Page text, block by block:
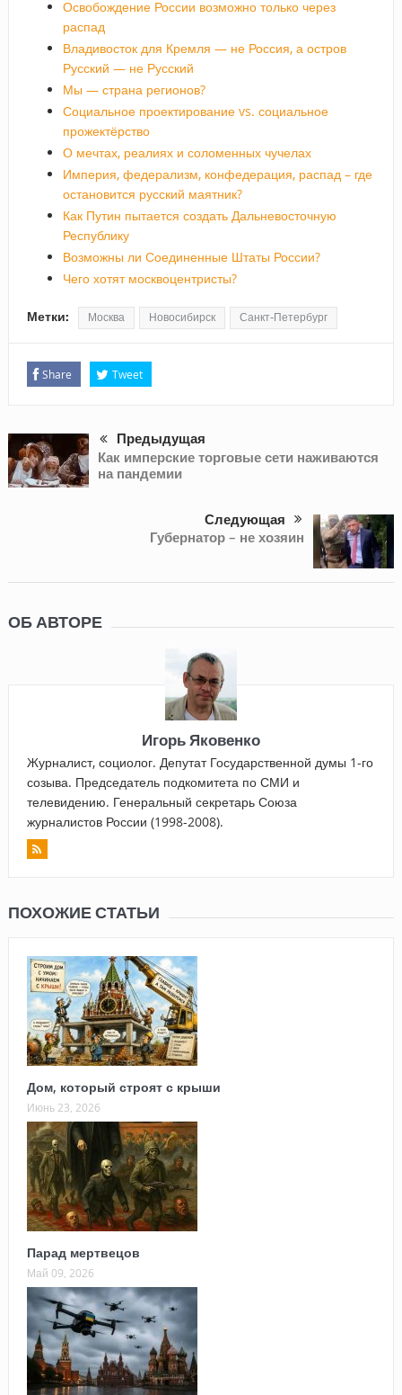
Освобождение России возможно только через
распад
Владивосток для Кремля — не Россия, а остров
Русский — не Русский
Мы — страна регионов?
Социальное проектирование vs. социальное
прожектёрство
О мечтах, реалиях и соломенных чучелах
Империя, федерализм, конфедерация, распад – где
остановится русский маятник?
Как Путин пытается создать Дальневосточную
Республику
Возможны ли Соединенные Штаты России?
Чего хотят москвоцентристы?
Метки: Москва Новосибирск Санкт-Петербург
Share Tweet
Предыдущая
Как имперские торговые сети наживаются
на пандемии
Следующая
Губернатор – не хозяин
ОБ АВТОРЕ
Игорь Яковенко
Журналист, социолог. Депутат Государственной думы 1-го
созыва. Председатель подкомитета по СМИ и
телевидению. Генеральный секретарь Союза
журналистов России (1998-2008).
ПОХОЖИЕ СТАТЬИ
Дом, который строят с крыши
Июнь 23, 2026
Парад мертвецов
Май 09, 2026